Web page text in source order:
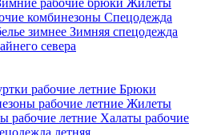
рабочие брюки Жилеты
комбинезоны Спецодежда
зимнее Зимняя спецодежда
севера
рабочие летние Брюки
рабочие летние Жилеты
рабочие летние Халаты рабочие
летняя